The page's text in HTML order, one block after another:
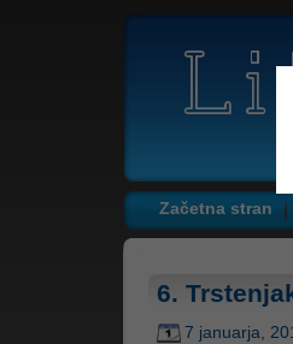
Začetna stran
6.
7 januarja,